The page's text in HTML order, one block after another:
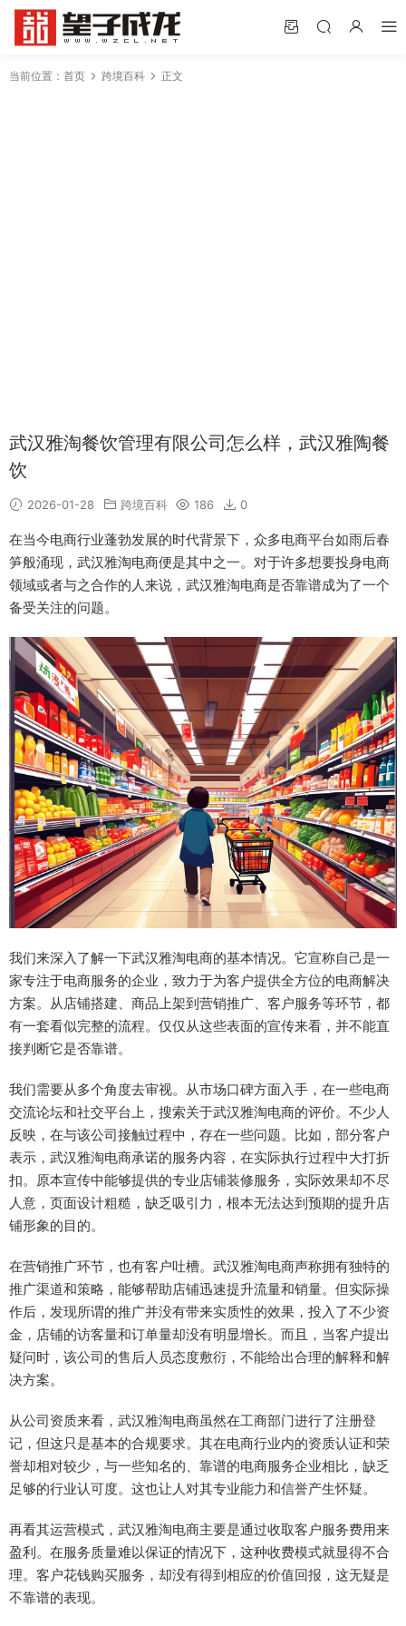
当前位置： 首页 跨境百科 正文
武汉雅淘餐饮管理有限公司怎么样，武汉雅陶餐
饮
2026-01-28 跨境百科 186 0
在当今电商行业蓬勃发展的时代背景下，众多电商平台如雨后春
笋般涌现，武汉雅淘电商便是其中之一。对于许多想要投身电商
领域或者与之合作的人来说，武汉雅淘电商是否靠谱成为了一个
备受关注的问题。
我们来深入了解一下武汉雅淘电商的基本情况。它宣称自己是一
家专注于电商服务的企业，致力于为客户提供全方位的电商解决
方案。从店铺搭建、商品上架到营销推广、客户服务等环节，都
有一套看似完整的流程。仅仅从这些表面的宣传来看，并不能直
接判断它是否靠谱。
我们需要从多个角度去审视。从市场口碑方面入手，在一些电商
交流论坛和社交平台上，搜索关于武汉雅淘电商的评价。不少人
反映，在与该公司接触过程中，存在一些问题。比如，部分客户
表示，武汉雅淘电商承诺的服务内容，在实际执行过程中大打折
扣。原本宣传中能够提供的专业店铺装修服务，实际效果却不尽
人意，页面设计粗糙，缺乏吸引力，根本无法达到预期的提升店
铺形象的目的。
在营销推广环节，也有客户吐槽。武汉雅淘电商声称拥有独特的
推广渠道和策略，能够帮助店铺迅速提升流量和销量。但实际操
作后，发现所谓的推广并没有带来实质性的效果，投入了不少资
金，店铺的访客量和订单量却没有明显增长。而且，当客户提出
疑问时，该公司的售后人员态度敷衍，不能给出合理的解释和解
决方案。
从公司资质来看，武汉雅淘电商虽然在工商部门进行了注册登
记，但这只是基本的合规要求。其在电商行业内的资质认证和荣
誉却相对较少，与一些知名的、靠谱的电商服务企业相比，缺乏
足够的行业认可度。这也让人对其专业能力和信誉产生怀疑。
再看其运营模式，武汉雅淘电商主要是通过收取客户服务费用来
盈利。在服务质量难以保证的情况下，这种收费模式就显得不合
理。客户花钱购买服务，却没有得到相应的价值回报，这无疑是
不靠谱的表现。